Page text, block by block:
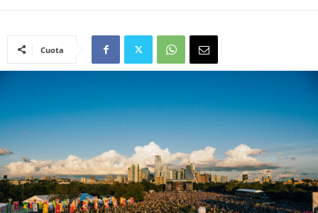
Cuota